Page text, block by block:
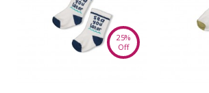
25%
Off